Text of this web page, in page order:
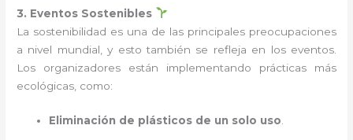
3. Eventos Sostenibles
La sostenibilidad es una de las principales preocupaciones
a nivel mundial, y esto también se refleja en los eventos.
Los organizadores están implementando prácticas más
ecológicas, como:
Eliminación de plásticos de un solo uso.